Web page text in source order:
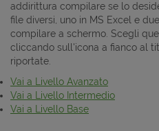
addirittura compilare se lo
file diversi, uno in MS Excel e
compilare a schermo. Scegli
cliccando sull'icona a fianco al
riportate.
Vai a Livello Avanzato
Vai a Livello Intermedio
Vai a Livello Base